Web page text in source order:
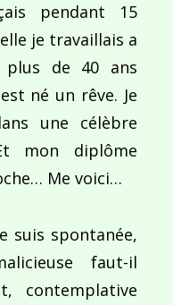
pendant 15
je travaillais a
de 40 ans
né un rêve. Je
une célèbre
mon diplôme
Me voici…
suis spontanée,
faut-il
contemplative